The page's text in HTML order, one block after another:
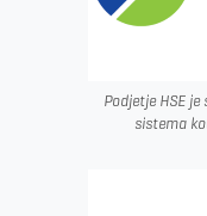
Podjetje HSE
sistema